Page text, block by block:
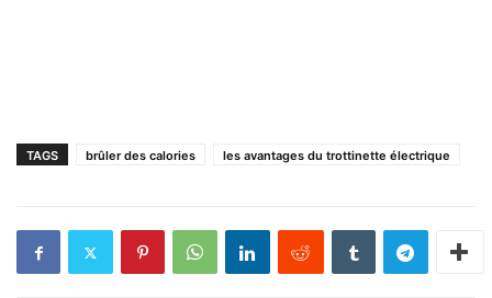
TAGS brûler des calories les avantages du trottinette électrique